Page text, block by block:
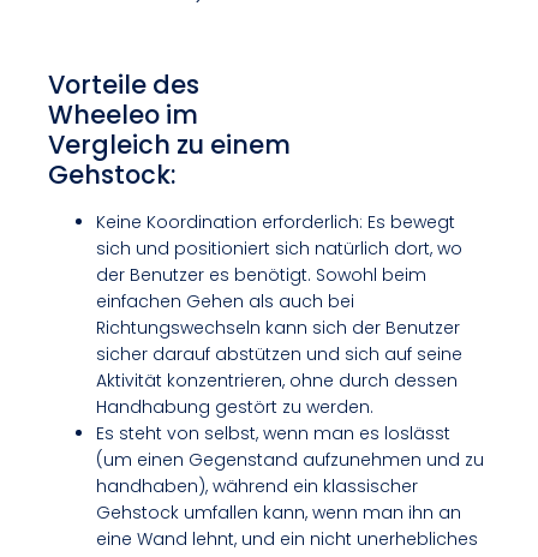
Vorteile des
Wheeleo im
Vergleich zu einem
Gehstock:
Keine Koordination erforderlich: Es bewegt
sich und positioniert sich natürlich dort, wo
der Benutzer es benötigt. Sowohl beim
einfachen Gehen als auch bei
Richtungswechseln kann sich der Benutzer
sicher darauf abstützen und sich auf seine
Aktivität konzentrieren, ohne durch dessen
Handhabung gestört zu werden.
Es steht von selbst, wenn man es loslässt
(um einen Gegenstand aufzunehmen und zu
handhaben), während ein klassischer
Gehstock umfallen kann, wenn man ihn an
eine Wand lehnt, und ein nicht unerhebliches